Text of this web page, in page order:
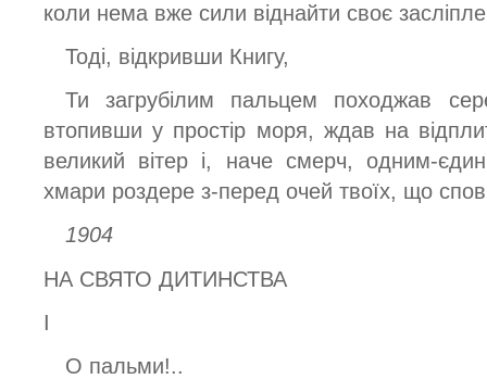
коли нема вже сили віднайти своє
Тоді, відкривши Книгу,
Ти загрубілим пальцем походжав
втопивши у простір моря, ждав на
великий вітер і, наче смерч, одним-
хмари роздере з-перед очей твоїх, що
1904
НА СВЯТО ДИТИНСТВА
І
О пальми!..